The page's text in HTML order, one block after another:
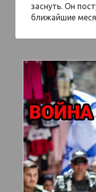
заснуть. Он
ближайшие